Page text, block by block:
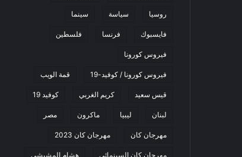
روسيا سياسة سينما
فايسبوك فرنسا فلسطين
فيروس كورونا
فيروس كورونا / كوفيد-19 قمة الويب
قيس سعيد كريم الغربي كوفيد 19
لبنان ليبيا ماكرون مصر
مهرجان كان مهرجان كان 2023
مهرجان كان السينمائي هشام المشيشي